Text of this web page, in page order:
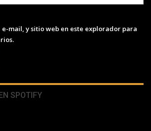
mail, y sitio web en este explorador para
SPOTIFY